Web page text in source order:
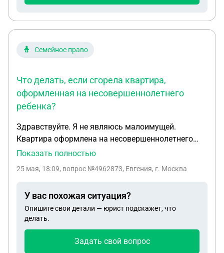
Семейное право
Что делать, если сгорела квартира,
оформленная на несовершеннолетнего
ребенка?
Здравствуйте. Я не являюсь малоимущей.
Квартира оформлена на несовершеннолетнего
ребенка, два месяца назад признана непригодной
под фундамент. Ребенок остался без квартиры. У
сняли, как нуждающуюся в улучшении жилищных
условий. Есть какие-то рекомендации по
дальнейшим действиям?
Показать полностью
25 мая, 18:09, вопрос №4962873, Евгения, г. Москва
У вас похожая ситуация?
Опишите свои детали — юрист подскажет, что
делать.
Задать свой вопрос